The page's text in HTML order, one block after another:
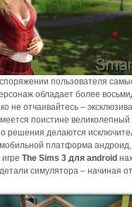
пользователя
обладает более
отчаивайтесь –
поистине
решения делаются
платформа
The Sims 3 для android
симулятора – начиная